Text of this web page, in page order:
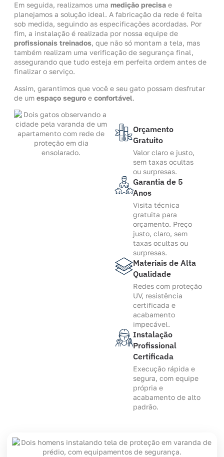
Em seguida, realizamos uma medição precisa e
planejamos a solução ideal. A fabricação da rede é feita
sob medida, seguindo as especificações acordadas. Por
fim, a instalação é realizada por nossa equipe de
profissionais treinados, que não só montam a tela, mas
também realizam uma verificação de segurança final,
assegurando que tudo esteja em perfeita ordem antes de
finalizar o serviço.
Assim, garantimos que você e seu gato possam desfrutar
de um espaço seguro e confortável.
Orçamento
Gratuito
Valor claro e justo,
sem taxas ocultas
ou surpresas.
Garantia de 5
Anos
Visita técnica
gratuita para
orçamento. Preço
justo, claro, sem
taxas ocultas ou
surpresas.
Materiais de Alta
Qualidade
Redes com proteção
UV, resistência
certificada e
acabamento
impecável.
Instalação
Profissional
Certificada
Execução rápida e
segura, com equipe
própria e
acabamento de alto
padrão.